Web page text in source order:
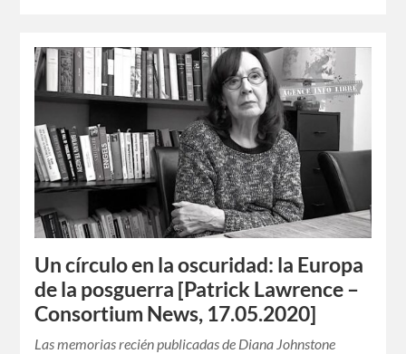
Un círculo en la oscuridad: la Europa
de la posguerra [Patrick Lawrence –
Consortium News, 17.05.2020]
Las memorias recién publicadas de Diana Johnstone